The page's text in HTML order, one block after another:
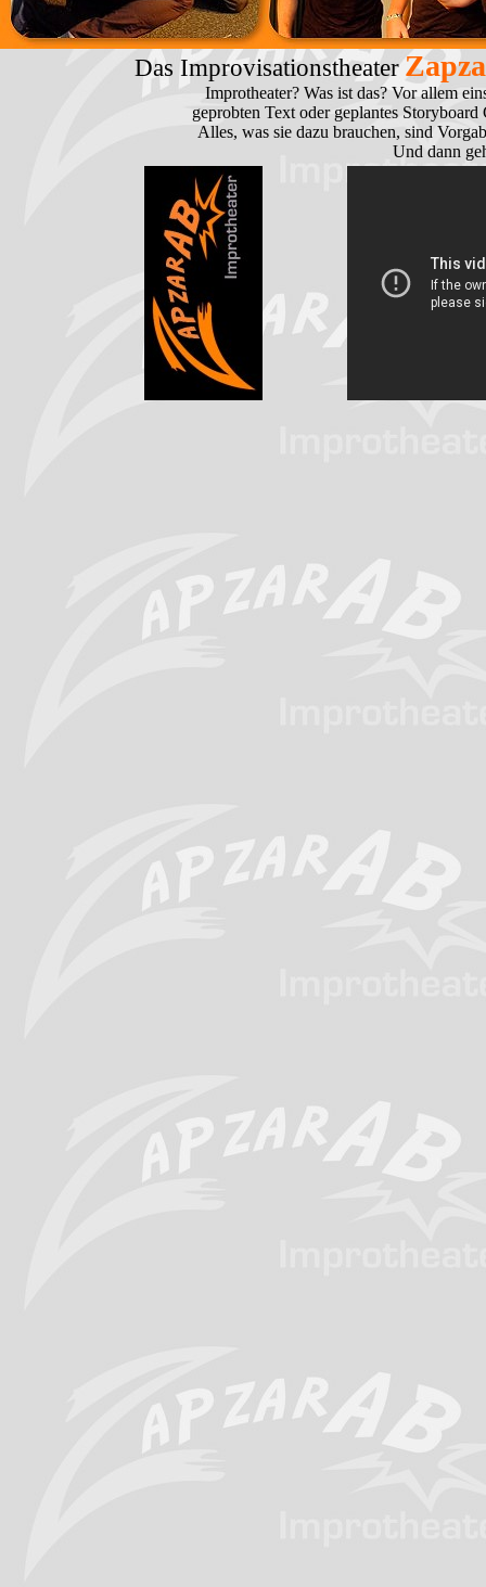
Das Improvisationstheater
Improtheater? Was ist das? Vor allem
geprobten Text oder geplantes
Alles, was sie dazu brauchen, sind
Und dann